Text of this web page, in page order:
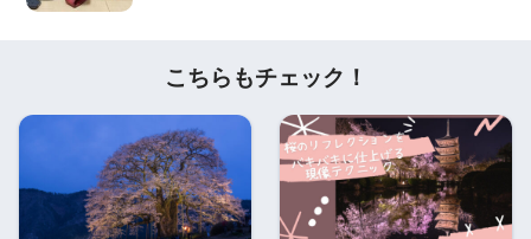
こちらもチェック！